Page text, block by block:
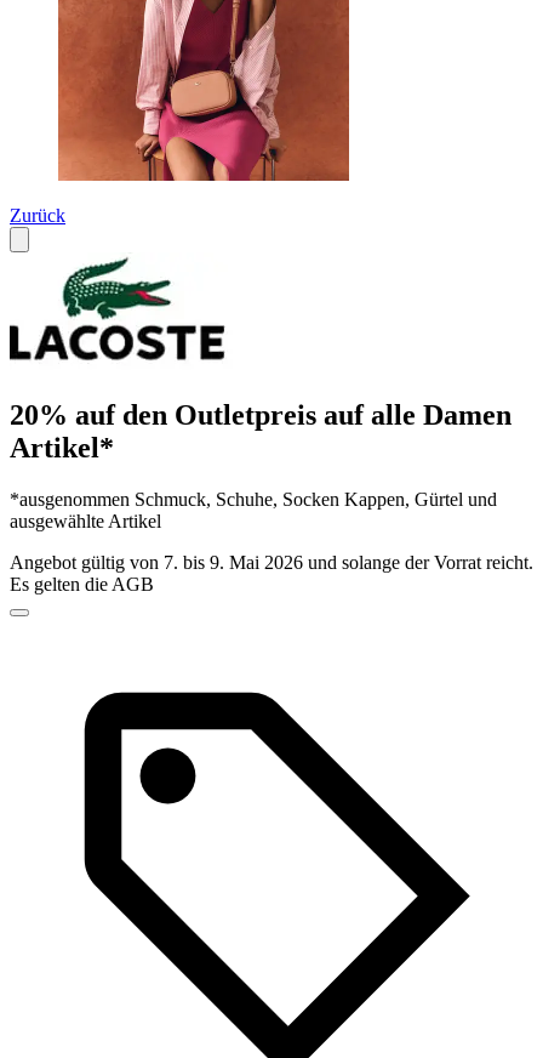
Zurück
20% auf den Outletpreis auf alle Damen
Artikel*
*ausgenommen Schmuck, Schuhe, Socken Kappen, Gürtel und
ausgewählte Artikel
Angebot gültig von 7. bis 9. Mai 2026 und solange der Vorrat reicht.
Es gelten die AGB